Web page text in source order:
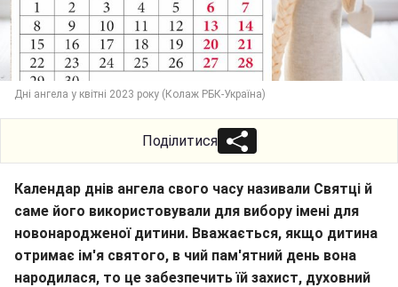
Дні ангела у квітні 2023 року (Колаж РБК-Україна)
Поділитися
Календар днів ангела свого часу називали Святці й
саме його використовували для вибору імені для
новонародженої дитини. Вважається, якщо дитина
отримає ім'я святого, в чий пам'ятний день вона
народилася, то це забезпечить їй захист, духовний